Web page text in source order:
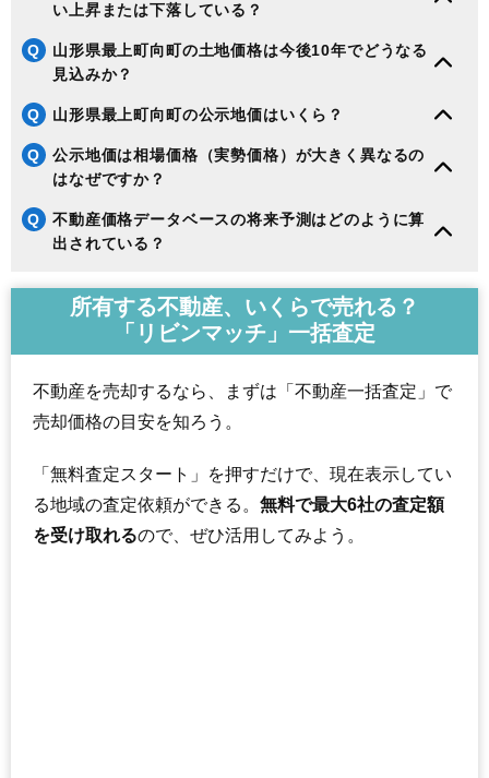
い上昇または下落している？
Q
山形県最上町向町の土地価格は今後10年でどうなる
見込みか？
Q 山形県最上町向町の公示地価はいくら？
Q
公示地価は相場価格（実勢価格）が大きく異なるの
はなぜですか？
Q
不動産価格データベースの将来予測はどのように算
出されている？
所有する不動産、いくらで売れる？
「リビンマッチ」一括査定
不動産を売却するなら、まずは「不動産一括査定」で
売却価格の目安を知ろう。
「無料査定スタート」を押すだけで、現在表示してい
る地域の査定依頼ができる。 無料で最大6社の査定額
を受け取れるので、ぜひ活用してみよう。